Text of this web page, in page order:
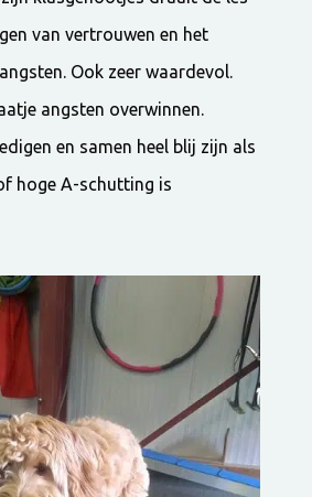
van vertrouwen en het
Ook zeer waardevol.
angsten overwinnen.
en samen heel blij zijn als
hoge A-schutting is